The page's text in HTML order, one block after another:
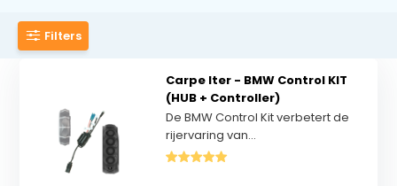
Filters
Carpe Iter - BMW Control KIT
(HUB + Controller)
​De BMW Control Kit verbetert de
rijervaring van...